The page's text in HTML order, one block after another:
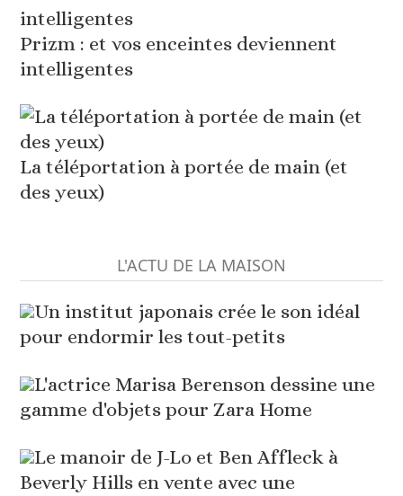
Prizm : et vos enceintes deviennent
intelligentes
La téléportation à portée de main (et
des yeux)
L'ACTU DE LA MAISON
Un institut japonais crée le son idéal
pour endormir les tout-petits
L'actrice Marisa Berenson dessine une
gamme d'objets pour Zara Home
Le manoir de J-Lo et Ben Affleck à
Beverly Hills en vente avec une